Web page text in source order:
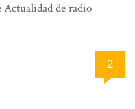
Actualidad de radio
2